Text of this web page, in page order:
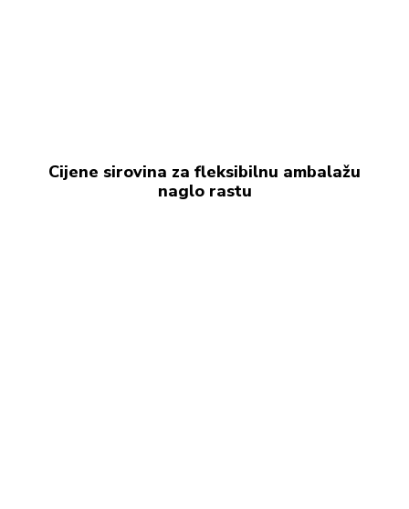
Cijene sirovina za fleksibilnu ambalažu
naglo rastu